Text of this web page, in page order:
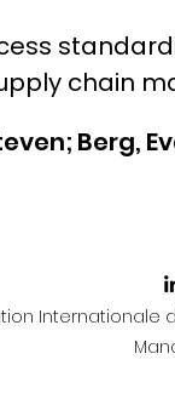
chain
Berg,
Internationale